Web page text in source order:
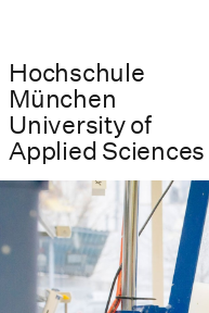
Hochschule
München
University of
Applied Sciences